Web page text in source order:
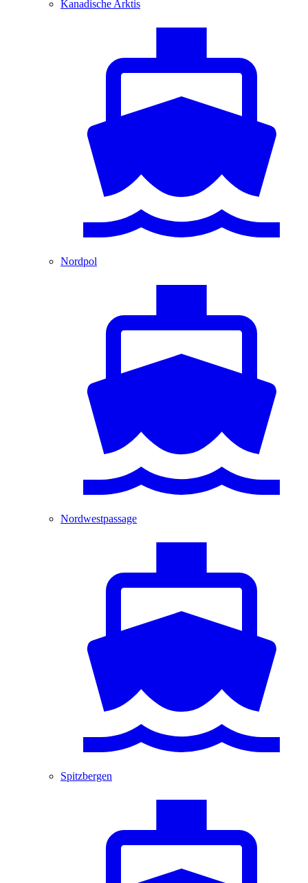
Kanadische Arktis
Nordpol
Nordwestpassage
Spitzbergen